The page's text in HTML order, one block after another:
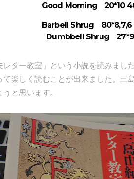
Good Morning 20*10
Barbell Shrug 80*8,7,6
Dumbbell Shrug
ター教室」という小説を読みまし
て楽しく読むことが出来ました。三
と思います。